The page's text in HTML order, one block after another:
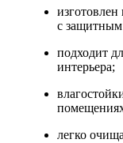
с
подходит
интерьера;
легко